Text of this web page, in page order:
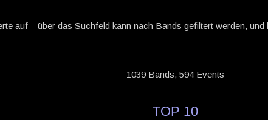
auf – über das Suchfeld kann nach Bands gefiltert werden,
1039 Bands, 594 Events
TOP 10